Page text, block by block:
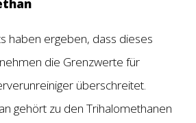
haben ergeben, dass dieses
die Grenzwerte für
überschreitet.
gehört zu den Trihalomethanen